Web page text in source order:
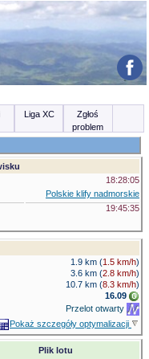
Liga XC
Zgłoś
problem
18:28:05
Polskie klify nadmorskie
19:45:35
1.9 km (1.5 km/h)
3.6 km (2.8 km/h)
10.7 km (8.3 km/h)
16.09
Przelot otwarty
Pokaż szczegóły optymalizacji
Plik lotu